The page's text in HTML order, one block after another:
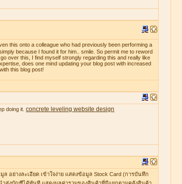
this onto a colleague who had previously been performing a
because I found it for him.. smile. So permit me to reword
over this, I find myself strongly regarding this and really like
does one mind updating your blog post with increased
this blog post!
doing it. concrete leveling website design
อย่างละเอียด เข้าใจง่าย แสดงข้อมูล Stock Card (การบันทึก